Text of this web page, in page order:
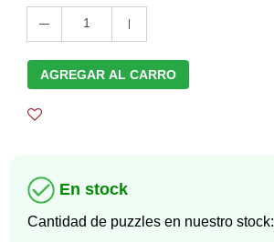
1
AGREGAR AL CARRO
En stock
Cantidad de puzzles en nuestro stock: